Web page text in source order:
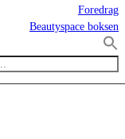
Foredrag
Beautyspace boksen